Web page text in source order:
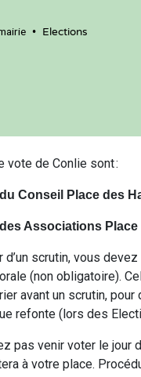
• Elections
vote de Conlie sont :
Conseil Place des
Associations Place
d’un scrutin, vous
(non obligatoire).
avant un scrutin,
refonte (lors des
pas venir voter le jour
à votre place.